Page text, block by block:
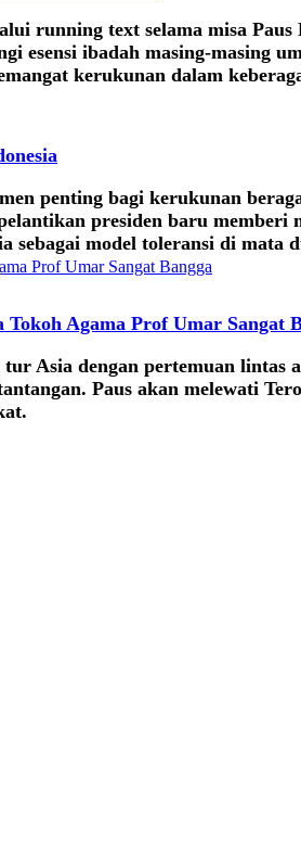
running text selama misa
esensi ibadah masing-masing
kerukunan dalam
penting bagi kerukunan
presiden baru
sebagai model toleransi di mata
Agama Prof Umar Sangat
Asia dengan pertemuan
Paus akan melewati